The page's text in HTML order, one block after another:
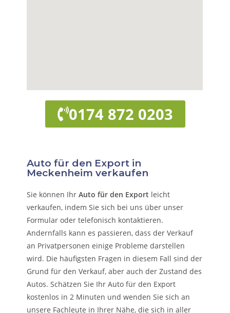
0174 872 0203
Auto für den Export in
Meckenheim verkaufen
Sie können IhrAuto für den Export leicht
verkaufen, indem Sie sich bei uns über unser
Formular oder telefonisch kontaktieren.
Andernfalls kann es passieren, dass der Verkauf
an Privatpersonen einige Probleme darstellen
wird. Die häufigsten Fragen in diesem Fall sind der
Grund für den Verkauf, aber auch der Zustand des
Autos. Schätzen Sie Ihr Auto für den Export
kostenlos in 2 Minuten und wenden Sie sich an
unsere Fachleute in Ihrer Nähe, die sich in aller